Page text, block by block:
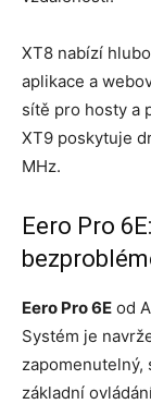
XT8 nabízí
aplikace a
sítě pro hosty a
XT9 poskytuje
MHz.
Eero Pro
Eero Pro 6E od
Systém je
zapomenutelný,
základní